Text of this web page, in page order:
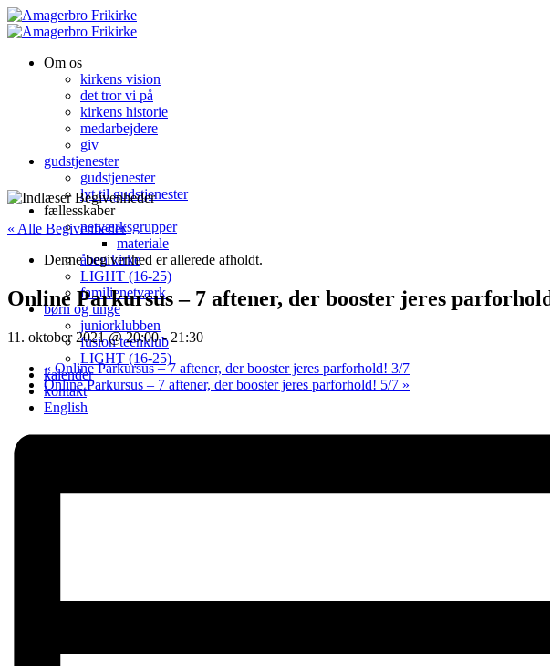
Om os
kirkens vision
det tror vi på
kirkens historie
medarbejdere
giv
gudstjenester
gudstjenester
lyt til gudstjenester
fællesskaber
netværksgrupper
materiale
åben kirke
LIGHT (16-25)
familienetværk
børn og unge
juniorklubben
fusion teenklub
LIGHT (16-25)
kalender
kontakt
English
« Alle Begivenheder
Denne begivenhed er allerede afholdt.
Online Parkursus – 7 aftener, der booster jeres
11. oktober 2021 @ 20:00- 21:30
« Online Parkursus – 7 aftener, der booster jeres parforhold! 3/7
Online Parkursus – 7 aftener, der booster jeres parforhold! 5/7 »